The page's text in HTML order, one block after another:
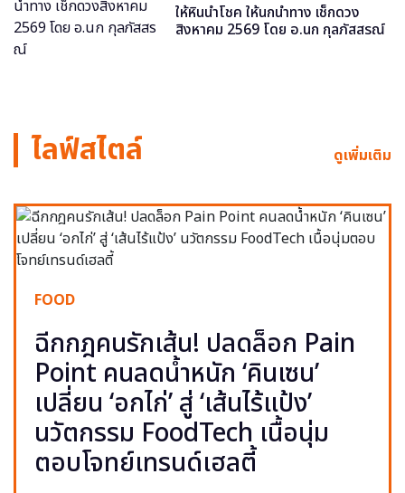
ให้หินนำโชค ให้นกนำทาง เช็กดวง
สิงหาคม 2569 โดย อ.นก กุลภัสสรณ์
ไลฟ์สไตล์ ดูเพิ่มเติม
FOOD
ฉีกกฎคนรักเส้น! ปลดล็อก Pain
Point คนลดน้ำหนัก ‘คินเซน’
เปลี่ยน ‘อกไก่’ สู่ ‘เส้นไร้แป้ง’
นวัตกรรม FoodTech เนื้อนุ่ม
ตอบโจทย์เทรนด์เฮลตี้